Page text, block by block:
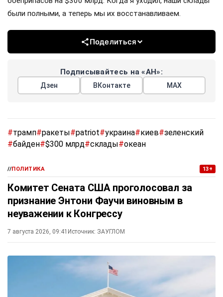
были полными, а теперь мы их восстанавливаем.
Поделиться
Подписывайтесь на «АН»:
Дзен ВКонтакте МАХ
#трамп#ракеты#patriot#украина#киев#зеленский
#байден#$300 млрд#склады#океан
//ПОЛИТИКА 13+
Комитет Сената США проголосовал за
признание Энтони Фаучи виновным в
неуважении к Конгрессу
7 августа 2026, 09:41 Источник: ЗАУГЛОМ